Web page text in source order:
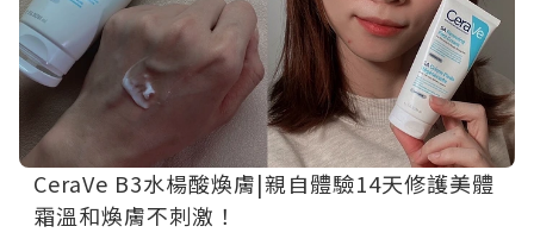
CeraVe B3水楊酸煥膚|親自體驗14天修護美體
霜溫和煥膚不刺激！